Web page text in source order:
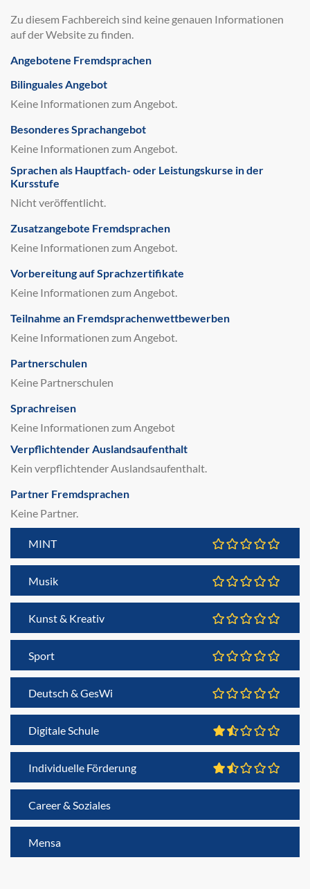
Zu diesem Fachbereich sind keine genauen Informationen
auf der Website zu finden.
Angebotene Fremdsprachen
Bilinguales Angebot
Keine Informationen zum Angebot.
Besonderes Sprachangebot
Keine Informationen zum Angebot.
Sprachen als Hauptfach- oder Leistungskurse in der
Kursstufe
Nicht veröffentlicht.
Zusatzangebote Fremdsprachen
Keine Informationen zum Angebot.
Vorbereitung auf Sprachzertifikate
Keine Informationen zum Angebot.
Teilnahme an Fremdsprachenwettbewerben
Keine Informationen zum Angebot.
Partnerschulen
Keine Partnerschulen
Sprachreisen
Keine Informationen zum Angebot
Verpflichtender Auslandsaufenthalt
Kein verpflichtender Auslandsaufenthalt.
Partner Fremdsprachen
Keine Partner.
MINT
Musik
Kunst & Kreativ
Sport
Deutsch & GesWi
Digitale Schule
Individuelle Förderung
Career & Soziales
Mensa